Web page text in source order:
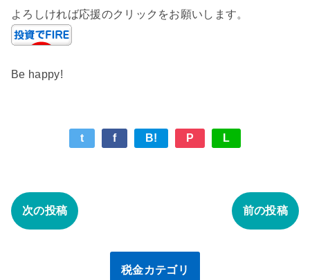
よろしければ応援のクリックをお願いします。
Be happy!
t f B! P L
次の投稿 前の投稿
税金カテゴリ